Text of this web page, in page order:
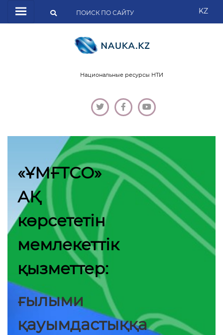
KZ
Национальные ресурсы НТИ
«ҰМҒТСО»
АҚ
көрсететін
мемлекеттік
қызметтер:
ғылыми
қауымдастыққа